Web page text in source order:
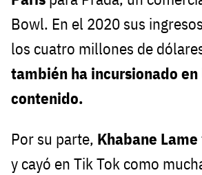
Bowl. En el 2020 sus
los cuatro millones de
también ha incursionado
contenido.
Por su parte, Khabane Lame
y cayó en Tik Tok como